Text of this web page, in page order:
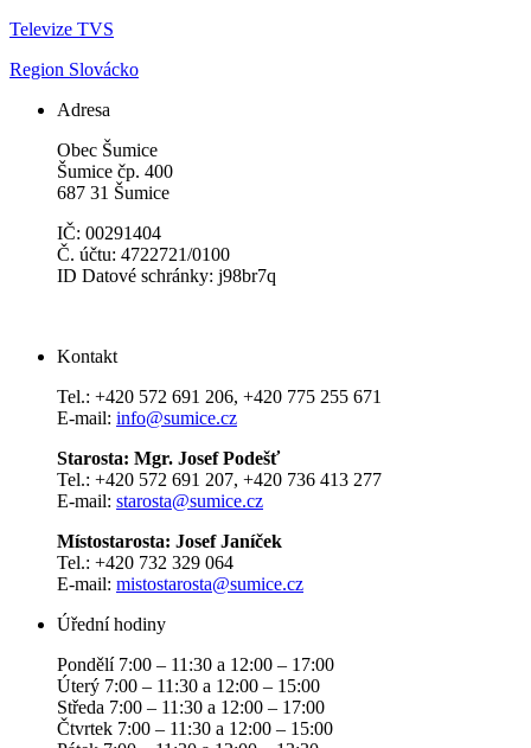
Televize TVS
Region Slovácko
Adresa
Obec Šumice
Šumice čp. 400
687 31 Šumice
IČ: 00291404
Č. účtu: 4722721/0100
ID Datové schránky: j98br7q
Kontakt
Tel.: +420 572 691 206, +420 775 255 671
E-mail: info@sumice.cz
Starosta: Mgr. Josef Podešť
Tel.: +420 572 691 207, +420 736 413 277
E-mail: starosta@sumice.cz
Místostarosta: Josef Janíček
Tel.: +420 732 329 064
E-mail: mistostarosta@sumice.cz
Úřední hodiny
Pondělí 7:00 – 11:30 a 12:00 – 17:00
Úterý 7:00 – 11:30 a 12:00 – 15:00
Středa 7:00 – 11:30 a 12:00 – 17:00
Čtvrtek 7:00 – 11:30 a 12:00 – 15:00